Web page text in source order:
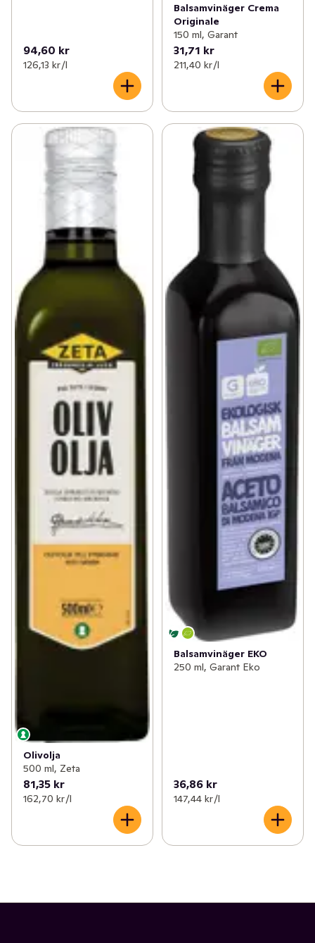
94,60 kr
126,13 kr /l
Balsamvinäger Crema
Originale
150 ml, Garant
31,71 kr
211,40 kr /l
Olivolja
500 ml, Zeta
81,35 kr
162,70 kr /l
Balsamvinäger EKO
250 ml, Garant Eko
36,86 kr
147,44 kr /l